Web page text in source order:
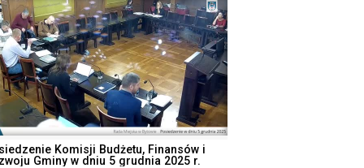
Komisji Budżetu, Finansów i
Gminy w dniu 5 grudnia 2025 r.